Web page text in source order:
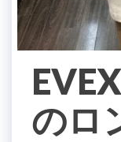
のロ